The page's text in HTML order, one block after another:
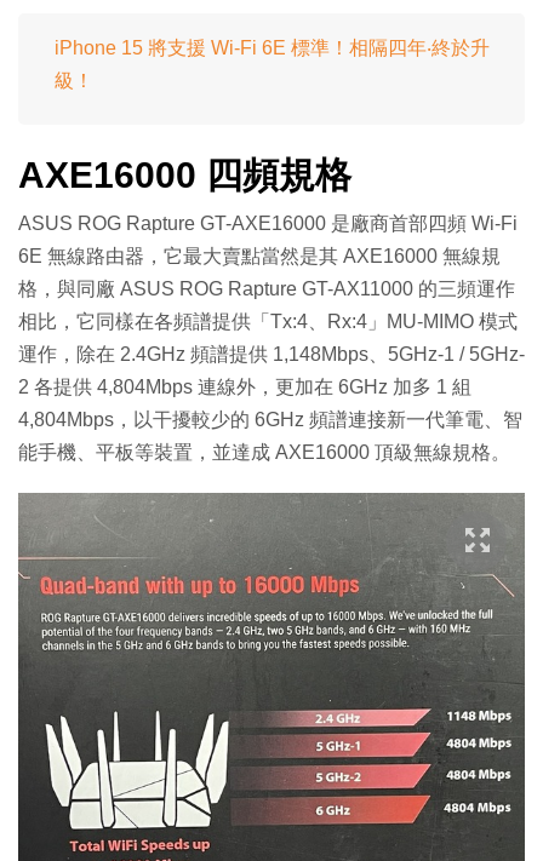
iPhone 15 將支援 Wi-Fi 6E 標準！相隔四年‧終於升
級！
AXE16000 四頻規格
ASUS ROG Rapture GT-AXE16000 是廠商首部四頻 Wi-Fi
6E 無線路由器，它最大賣點當然是其 AXE16000 無線規
格，與同廠 ASUS ROG Rapture GT-AX11000 的三頻運作
相比，它同樣在各頻譜提供「Tx:4、Rx:4」MU-MIMO 模式
運作，除在 2.4GHz 頻譜提供 1,148Mbps、5GHz-1 / 5GHz-
2 各提供 4,804Mbps 連線外，更加在 6GHz 加多 1 組
4,804Mbps，以干擾較少的 6GHz 頻譜連接新一代筆電、智
能手機、平板等裝置，並達成 AXE16000 頂級無線規格。